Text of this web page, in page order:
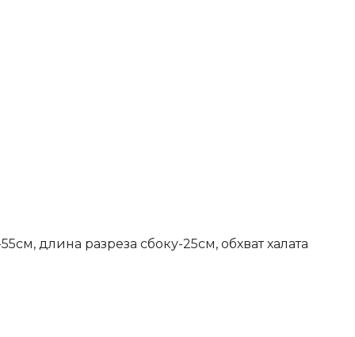
длина разреза сбоку-25см, обхват халата